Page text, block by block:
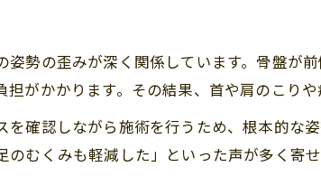
こり緩和を目指す骨格矯正の具体的メリット
こりケアに骨格矯正サロンが最適な理由
こりの悩みが軽減する骨格ケアの体験談
こり改善に役立つ骨格矯正技術を紹介
勢の歪みが深く関係しています。骨盤が
がかかります。その結果、首や肩のこりや
確認しながら施術を行うため、根本的な
むくみも軽減した」といった声が多く寄